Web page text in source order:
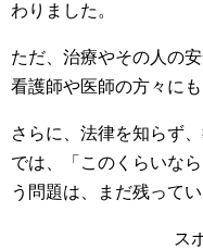
わりました。
ただ、治療やその人の
看護師や医師の方々に
さらに、法律を知らず
では、「このくらいな
う問題は、まだ残ってい
ス